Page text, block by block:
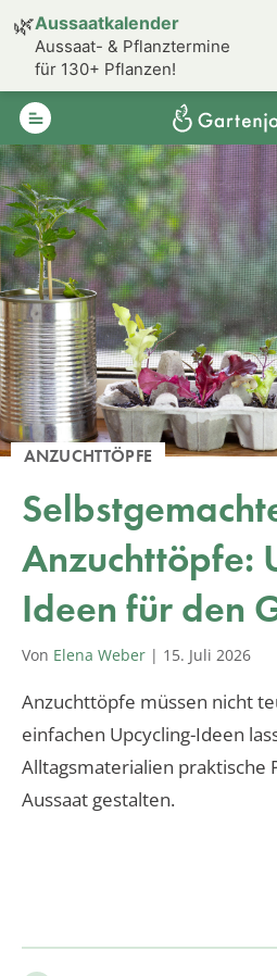
ANZUCHTTÖPFE
Anzuchttöpfe:
Ideen für den
Von Elena Weber | 15. Juli 2026
Anzuchttöpfe müssen nicht
einfachen Upcycling-Ideen
Alltagsmaterialien praktische
Aussaat gestalten.
🌿Aussaatkalender
Aussaat- & Pflanztermine
für 130+ Pflanzen!